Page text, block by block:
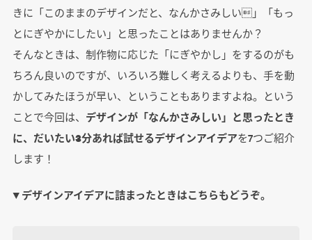
きに「このままのデザインだと、なんかさみしい」「もっ
とにぎやかにしたい」と思ったことはありませんか？
そんなときは、制作物に応じた「にぎやかし」をするのがも
ちろん良いのですが、いろいろ難しく考えるよりも、手を動
かしてみたほうが早い、ということもありますよね。という
ことで今回は、 デザインが「なんかさみしい」と思ったとき
に、だいたい3分あれば試せるデザインアイデアを7つご紹介
します！
▼ デザインアイデアに詰まったときはこちらもどうぞ。